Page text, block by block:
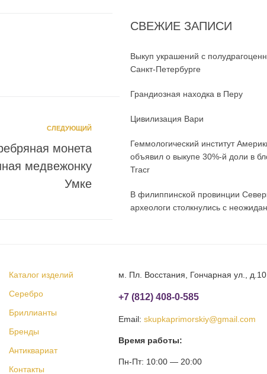
СЛЕДУЮЩИЙ
монета
медвежонку
Умке
СВЕЖИЕ ЗАПИСИ
Выкуп украшений с
Санкт-Петербурге
Грандиозная находка в Перу
Цивилизация Вари
Геммологический институт
объявил о выкупе 30%-й доли в
Tracr
В филиппинской провинции
археологи столкнулись с
Каталог изделий
Серебро
Бриллианты
Бренды
Антиквариат
Контакты
м. Пл. Восстания, Гончарная ул., д.10
+7 (812) 408-0-585
Email: skupkaprimorskiy@gmail.com
Время работы:
Пн-Пт: 10:00 — 20:00